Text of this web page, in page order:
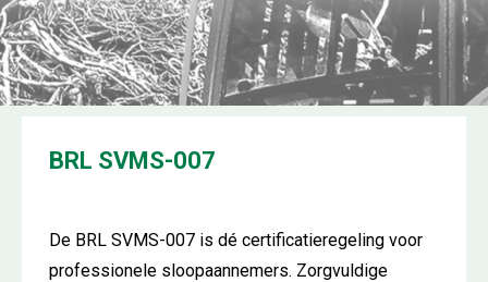
BRL SVMS-007
De BRL SVMS-007 is dé certificatieregeling voor
professionele sloopaannemers. Zorgvuldige